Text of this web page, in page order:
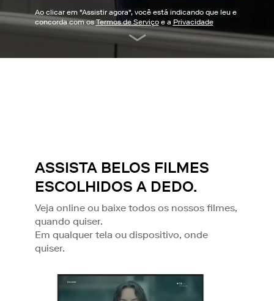
Ao clicar em "Assistir agora", você está indicando que leu e
concorda com osTermos de Serviçoe a Privacidade
ASSISTA BELOS FILMES
ESCOLHIDOS A DEDO.
Veja online ou baixe todos os nossos filmes,
quando quiser.
Em qualquer tela ou dispositivo, onde
quiser.